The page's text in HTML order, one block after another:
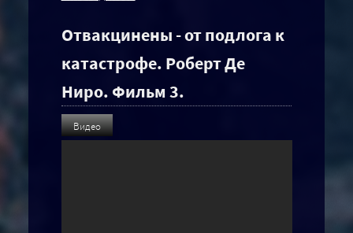
Отвакцинены - от подлога к
катастрофе. Роберт Де
Ниро. Фильм 3.
Видео